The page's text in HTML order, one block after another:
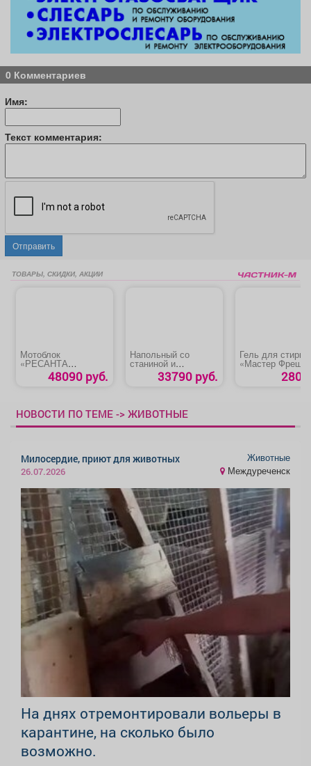
0 Комментариев
Имя:
Текст комментария:
Отправить
ТОВАРЫ, СКИДКИ, АКЦИИ
Мотоблок
«РЕСАНТА
МБ-7500-10»
48090 руб.
Напольный со
станиной и
удлинением
распиловочный
33790 руб.
Гель для стирки
«Мастер Фреш»
280
НОВОСТИ ПО ТЕМЕ -> ЖИВОТНЫЕ
Милосердие, приют для животных
26.07.2026
Животные
Междуреченск
На днях отремонтировали вольеры в
карантине, на сколько было
возможно.